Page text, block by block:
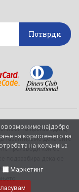
најдобро
на користењето на
на колачиња
Маркетинг
Потврди
на производите,
гарантираме дека сите
производи кои се
подразбира дека се